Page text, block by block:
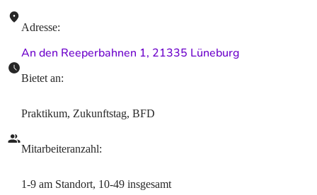
Adresse:
An den Reeperbahnen 1, 21335 Lüneburg
Bietet an:
Praktikum, Zukunftstag, BFD
Mitarbeiteranzahl:
1-9 am Standort, 10-49 insgesamt